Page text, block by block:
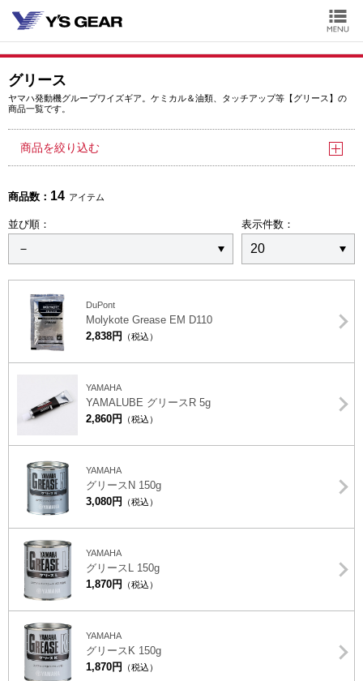
グリース
ヤマハ発動機グループワイズギア。ケミカル＆油類、タッチアップ等【グリース】の
商品一覧です。
商品を絞り込む
商品数： 14 アイテム
並び順： 表示件数：
DuPont
Molykote Grease EM D110
2,838円
（税込）
YAMAHA
YAMALUBE グリースR 5g
2,860円
（税込）
YAMAHA
グリースN 150g
3,080円
（税込）
YAMAHA
グリースL 150g
1,870円
（税込）
YAMAHA
グリースK 150g
1,870円
（税込）